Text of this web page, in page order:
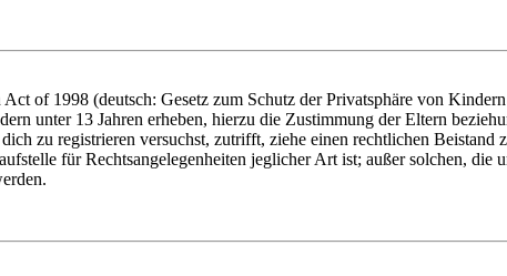
of 1998 (deutsch: Gesetz zum Schutz der Privatsphäre von
unter 13 Jahren erheben, hierzu die Zustimmung der Eltern
zu registrieren versuchst, zutrifft, ziehe einen rechtlichen
für Rechtsangelegenheiten jeglicher Art ist; außer solchen,